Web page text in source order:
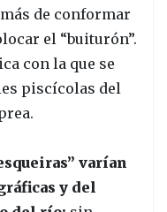
de conformar
el “buiturón”.
con la que se
piscícolas del
varían
y del